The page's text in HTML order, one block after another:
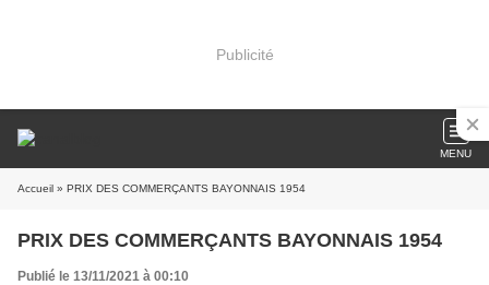
Publicité
MENU
Accueil » PRIX DES COMMERÇANTS BAYONNAIS 1954
PRIX DES COMMERÇANTS BAYONNAIS 1954
Publié le 13/11/2021 à 00:10